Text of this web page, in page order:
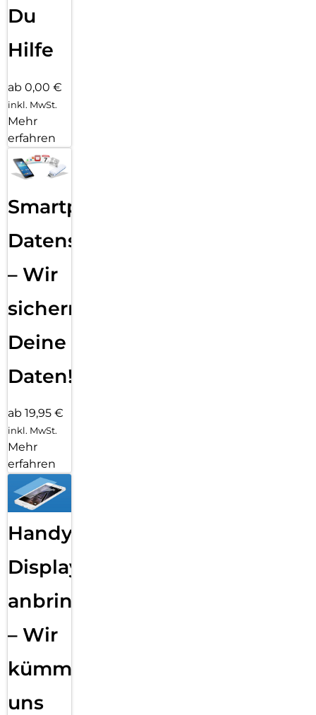
Du
Hilfe
ab 0,00 €
inkl. MwSt.
Mehr
erfahren
Smartphone
Datensicherung
– Wir
sichern
Deine
Daten!
ab 19,95 €
inkl. MwSt.
Mehr
erfahren
Handy
Displayfolie
anbringen
– Wir
kümmern
uns